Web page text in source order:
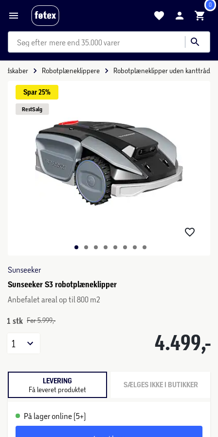
0
mere end 35.000 varer
Robotplæneklippere Robotplæneklipper uden kanttråd
Spar 25%
RestSalg
Sunseeker
Sunseeker S3 robotplæneklipper
Anbefalet areal op til 800 m2
1 stk Før 5.999,-
4.499,-
1
LEVERING
Få leveret produktet SÆLGES IKKE I BUTIKKER
På lager online (5+)